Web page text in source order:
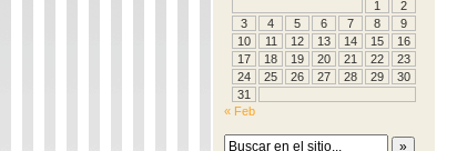
1
2
3
4 5 6 7 8
9
10
11 12 13 14 15
16
17
18 19 20 21 22
23
24
25 26 27 28 29
30
31
« Feb